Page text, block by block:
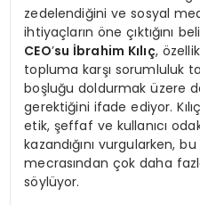
zedelendiğini ve sosyal
ihtiyaçların öne çıktığını
CEO’su İbrahim Kılıç,
topluma karşı sorumluluk
boşluğu doldurmak üzere
gerektiğini ifade ediyor.
etik, şeffaf ve kullanıcı
kazandığını vurgularken,
mecrasından çok daha
söylüyor.